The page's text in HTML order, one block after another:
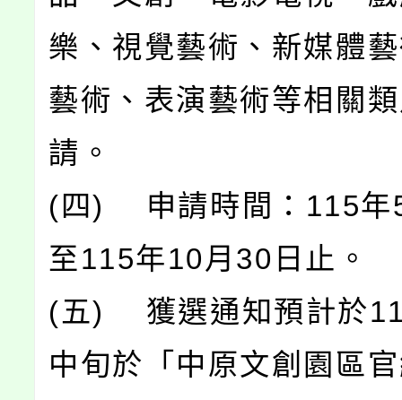
樂、視覺藝術、新媒體
藝術、表演藝術等相關
請。
(四) 申請時間：115年
至115年10月30日止。
(五) 獲選通知預計於
中旬於「中原文創園區